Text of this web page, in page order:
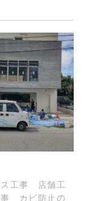
ス工事 店舗工
カビ防止の